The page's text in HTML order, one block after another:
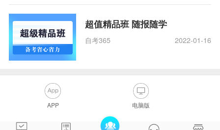
超值精品班 随报随学
自考365 2022-01-16
APP 电脑版